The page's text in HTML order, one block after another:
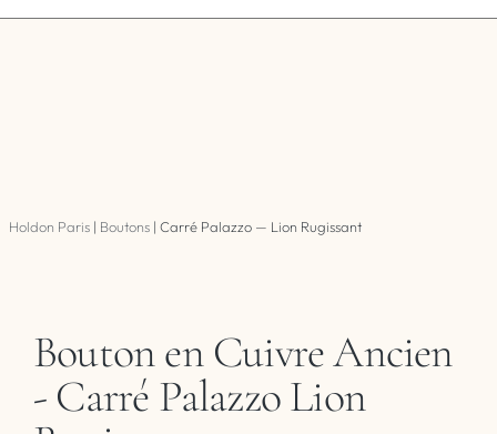
Holdon Paris | Boutons | Carré Palazzo — Lion Rugissant
Bouton en Cuivre Ancien
- Carré Palazzo Lion